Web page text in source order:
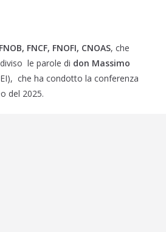
FNCF, FNOFI, CNOAS, che
le parole di don Massimo
che ha condotto la conferenza
del 2025.